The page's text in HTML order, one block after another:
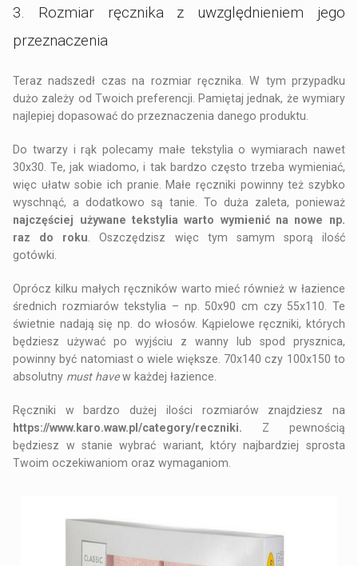
3. Rozmiar ręcznika z uwzględnieniem jego
przeznaczenia
Teraz nadszedł czas na rozmiar ręcznika. W tym przypadku
dużo zależy od Twoich preferencji. Pamiętaj jednak, że wymiary
najlepiej dopasować do przeznaczenia danego produktu.
Do twarzy i rąk polecamy małe tekstylia o wymiarach nawet
30x30. Te, jak wiadomo, i tak bardzo często trzeba wymieniać,
więc ułatw sobie ich pranie. Małe ręczniki powinny też szybko
wyschnąć, a dodatkowo są tanie. To duża zaleta, ponieważ
najczęściej używane tekstylia warto wymienić na nowe np.
raz do roku . Oszczędzisz więc tym samym sporą ilość
gotówki.
Oprócz kilku małych ręczników warto mieć również w łazience
średnich rozmiarów tekstylia – np. 50x90 cm czy 55x110. Te
świetnie nadają się np. do włosów. Kąpielowe ręczniki, których
będziesz używać po wyjściu z wanny lub spod prysznica,
powinny być natomiast o wiele większe. 70x140 czy 100x150 to
absolutny must havew każdej łazience.
Ręczniki w bardzo dużej ilości rozmiarów znajdziesz na
https://www.karo.waw.pl/category/reczniki. Z pewnością
będziesz w stanie wybrać wariant, który najbardziej sprosta
Twoim oczekiwaniom oraz wymaganiom.